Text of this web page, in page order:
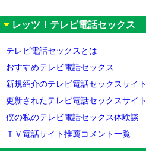
レッツ！テレビ電話セックス
テレビ電話セックスとは
おすすめテレビ電話セックス
新規紹介のテレビ電話セックスサイト
更新されたテレビ電話セックスサイト
僕の私のテレビ電話セックス体験談
ＴＶ電話サイト推薦コメント一覧